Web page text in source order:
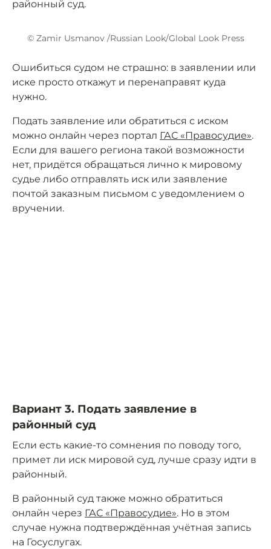
районный суд.
© Zamir Usmanov /Russian Look/Global Look Press
Ошибиться судом не страшно: в заявлении или
иске просто откажут и перенаправят куда
нужно.
Подать заявление или обратиться с иском
можно онлайн через портал ГАС «Правосудие».
Если для вашего региона такой возможности
нет, придётся обращаться лично к мировому
судье либо отправлять иск или заявление
почтой заказным письмом с уведомлением о
вручении.
Вариант 3. Подать заявление в
районный суд
Если есть какие-то сомнения по поводу того,
примет ли иск мировой суд, лучше сразу идти в
районный.
В районный суд также можно обратиться
онлайн через ГАС «Правосудие». Но в этом
случае нужна подтверждённая учётная запись
на Госуслугах.